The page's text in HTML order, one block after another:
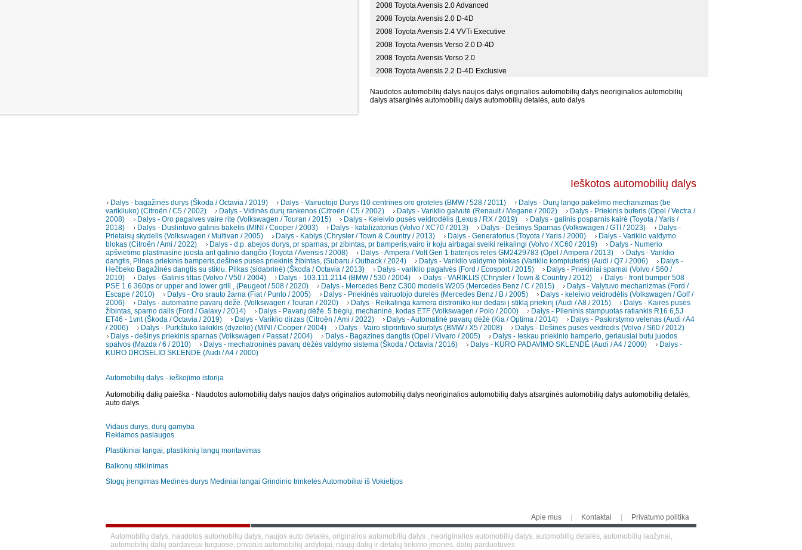
2008 Toyota Avensis 2.0 Advanced
2008 Toyota Avensis 2.0 D-4D
2008 Toyota Avensis 2.4 VVTi Executive
2008 Toyota Avensis Verso 2.0 D-4D
2008 Toyota Avensis Verso 2.0
2008 Toyota Avensis 2.2 D-4D Exclusive
Naudotos automobilių dalys naujos dalys originalios automobilių dalys neoriginalios automobilių
dalys atsarginės automobilių dalys automobilių detalės, auto dalys
Ieškotos automobilių dalys
Dalys - bagažinės durys (Škoda / Octavia / 2019) Dalys - Vairuotojo Durys f10 centrines oro groteles (BMW / 528 / 2011)
Dalys - Durų lango pakėlimo mechanizmas (be
varikliuko) (Citroën / C5 / 2002)
Dalys - Vidinės durų rankenos (Citroën / C5 / 2002) Dalys - Variklio galvutė (Renault / Megane / 2002)
Dalys - Priekinis buferis (Opel / Vectra /
2008)
Dalys - Oro pagalves vaire rite (Volkswagen / Touran / 2015) Dalys - Keleivio pusės veidrodėlis (Lexus / RX / 2019)
Dalys - galinis posparnis kairė (Toyota / Yaris /
2018)
Dalys - Duslintuvo galinis bakelis (MINI / Cooper / 2003) Dalys - katalizatorius (Volvo / XC70 / 2013) Dalys - Dešinys Sparnas (Volkswagen / GTI / 2023)
Dalys -
Prietaisų skydelis (Volkswagen / Multivan / 2005)
Dalys - Kablys (Chrysler / Town & Country / 2013) Dalys - Generatorius (Toyota / Yaris / 2000)
Dalys - Variklio valdymo
blokas (Citroën / Ami / 2022)
Dalys - d.p. abejos durys, pr sparnas, pr zibintas, pr bamperis,vairo ir koju airbagai sveiki reikalingi (Volvo / XC60 / 2019)
Dalys - Numerio
apšvietimo plastmasinė juosta ant galinio dangčio (Toyota / Avensis / 2008)
Dalys - Ampera / Volt Gen 1 baterijos relės GM2429783 (Opel / Ampera / 2013)
Dalys - Variklio
dangtis, Pilnas priekinis bamperis,dešines puses priekinis žibintas, (Subaru / Outback / 2024)
Dalys - Variklio valdymo blokas (Variklio kompiuteris) (Audi / Q7 / 2006)
Dalys -
Hečbeko Bagažinės dangtis su stiklu. Pilkas (sidabrinė) (Škoda / Octavia / 2013)
Dalys - variklio pagalvės (Ford / Ecosport / 2015)
Dalys - Priekiniai sparnai (Volvo / S60 /
2010)
Dalys - Galinis tiltas (Volvo / V50 / 2004) Dalys - 103.111.2114 (BMW / 530 / 2004) Dalys - VARIKLIS (Chrysler / Town & Country / 2012)
Dalys - front bumper 508
PSE 1.6 360ps or upper and lower grill , (Peugeot / 508 / 2020)
Dalys - Mercedes Benz C300 modelis W205 (Mercedes Benz / C / 2015)
Dalys - Valytuvo mechanizmas (Ford /
Escape / 2010)
Dalys - Oro srauto žarna (Fiat / Punto / 2005) Dalys - Priekinės vairuotojo durelės (Mercedes Benz / B / 2005)
Dalys - keleivio veidrodėlis (Volkswagen / Golf /
2006)
Dalys - automatinė pavarų dėžė. (Volkswagen / Touran / 2020) Dalys - Reikalinga kamera distroniko kur dedasi į stiklą priekinį (Audi / A8 / 2015)
Dalys - Kairės pusės
žibintas, sparno dalis (Ford / Galaxy / 2014)
Dalys - Pavarų dėžė. 5 bėgių, mechaninė, kodas ETF (Volkswagen / Polo / 2000)
Dalys - Plieninis stampuotas ratlankis R16 6,5J
ET46 - 1vnt (Škoda / Octavia / 2019)
Dalys - Variklio dirzas (Citroën / Ami / 2022) Dalys - Automatinė pavarų dėžė (Kia / Optima / 2014)
Dalys - Paskirstymo velenas (Audi / A4
/ 2006)
Dalys - Purkštuko laikiklis (dyzelio) (MINI / Cooper / 2004) Dalys - Vairo stiprintuvo siurblys (BMW / X5 / 2008)
Dalys - Dešinės pusės veidrodis (Volvo / S60 / 2012)
Dalys - dešinys priekinis sparnas (Volkswagen / Passat / 2004)
Dalys - Bagazines dangtis (Opel / Vivaro / 2005)
Dalys - Ieskau priekinio bamperio, geriausiai butu juodos
spalvos (Mazda / 6 / 2010)
Dalys - mechatroninės pavarų dėžės valdymo sistema (Škoda / Octavia / 2016) Dalys - KURO PADAVIMO SKLENDĖ (Audi / A4 / 2000)
Dalys -
KURO DROSELIO SKLENDĖ (Audi / A4 / 2000)
Automobilių dalys - ieškojimo istorija
Automobilių dalių paieška - Naudotos automobilių dalys naujos dalys originalios automobilių dalys neoriginalios automobilių dalys atsarginės automobilių dalys automobilių detalės,
auto dalys
Vidaus durys, durų gamyba
Reklamos paslaugos
Plastikiniai langai, plastikinių langų montavimas
Balkonų stiklinimas
Stogų įrengimas Medinės durys Mediniai langai Grindinio trinkelėsAutomobiliai iš Vokietijos
Apie mus Kontaktai Privatumo politika
Automobilių dalys, naudotos automobilių dalys, naujos auto detalės, originalios automobilių dalys , neoriginalios automobilių dalys, automobilių detalės, automobilių laužynai,
automobilių dalių pardavėjai turguose, privatūs automobilių ardytojai, naujų dalių ir detalių tiekimo įmonės, dalių parduotuvės